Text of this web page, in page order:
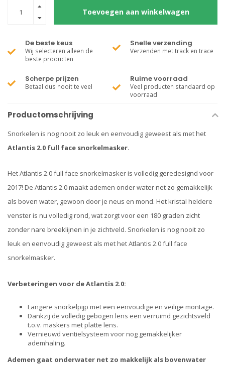
Toevoegen aan winkelwagen
De beste keus
Wij selecteren alleen de
beste producten
Snelle verzending
Verzenden met track en trace
Scherpe prijzen
Betaal dus nooit te veel
Ruime voorraad
Veel producten standaard op
voorraad
Productomschrijving
Snorkelen is nog nooit zo leuk en eenvoudig geweest als met het
Atlantis 2.0 full face snorkelmasker.
Het Atlantis 2.0 full face snorkelmasker is volledig geredesignd voor
2017! De Atlantis 2.0 maakt ademen onder water net zo gemakkelijk
als boven water, gewoon door je neus en mond. Het kristal heldere
venster is nu volledig rond, wat zorgt voor een 180 graden zicht
zonder nare breeklijnen in je zichtveld. Snorkelen is nog nooit zo
leuk en eenvoudig geweest als met het Atlantis 2.0 full face
snorkelmasker.
Verbeteringen voor de Atlantis 2.0:
Langere snorkelpijp met een eenvoudige en veilige montage.
Dankzij de volledig gebogen lens een verruimd gezichtsveld
t.o.v. maskers met platte lens.
Vernieuwd ventielsysteem voor nog gemakkelijker
ademhaling.
Ademen gaat onderwater net zo makkelijk als bovenwater